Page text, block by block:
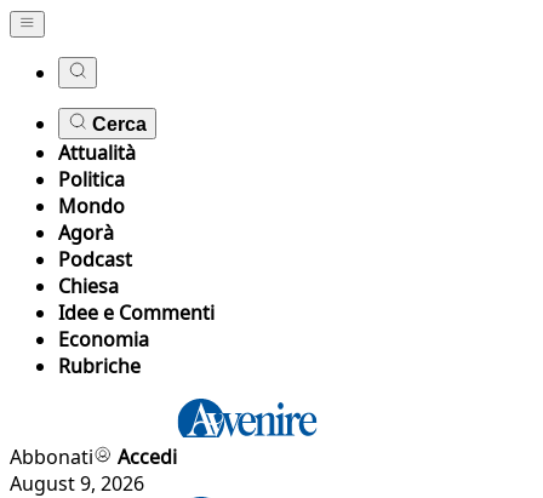
Cerca
Attualità
Politica
Mondo
Agorà
Podcast
Chiesa
Idee e Commenti
Economia
Rubriche
Abbonati
Accedi
August 9, 2026